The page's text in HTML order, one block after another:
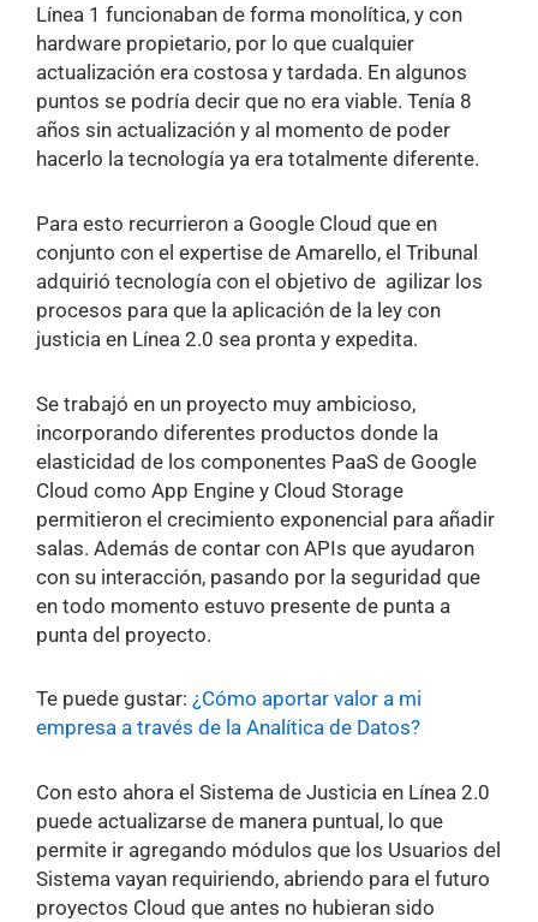
Línea 1 funcionaban de forma monolítica, y con
hardware propietario, por lo que cualquier
actualización era costosa y tardada. En algunos
puntos se podría decir que no era viable. Tenía 8
años sin actualización y al momento de poder
hacerlo la tecnología ya era totalmente diferente.
Para esto recurrieron a Google Cloud que en
conjunto con el expertise de Amarello, el Tribunal
adquirió tecnología con el objetivo de agilizar los
procesos para que la aplicación de la ley con
justicia en Línea 2.0 sea pronta y expedita.
Se trabajó en un proyecto muy ambicioso,
incorporando diferentes productos donde la
elasticidad de los componentes PaaS de Google
Cloud como App Engine y Cloud Storage
permitieron el crecimiento exponencial para añadir
salas. Además de contar con APIs que ayudaron
con su interacción, pasando por la seguridad que
en todo momento estuvo presente de punta a
punta del proyecto.
Te puede gustar: ¿Cómo aportar valor a mi
empresa a través de la Analítica de Datos?
Con esto ahora el Sistema de Justicia en Línea 2.0
puede actualizarse de manera puntual, lo que
permite ir agregando módulos que los Usuarios del
Sistema vayan requiriendo, abriendo para el futuro
proyectos Cloud que antes no hubieran sido